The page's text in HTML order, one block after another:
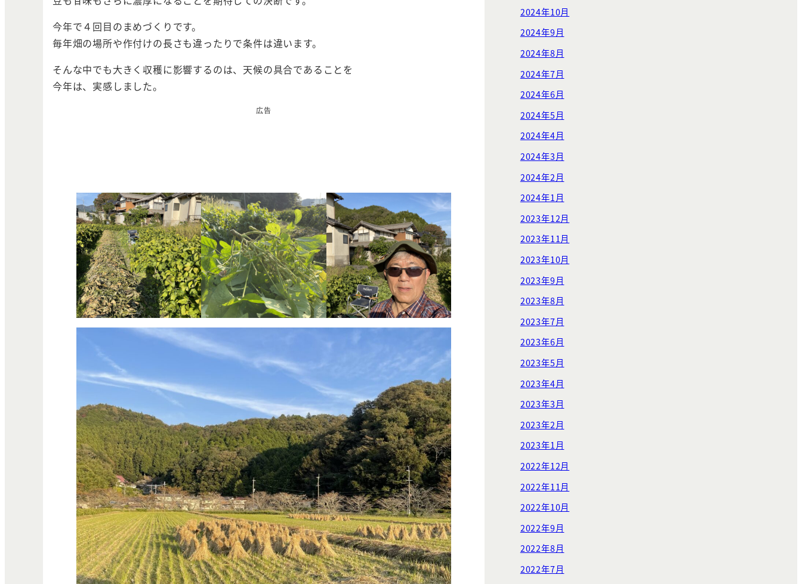
今年で４回目のまめづくりです。
毎年畑の場所や作付けの長さも違ったりで条件は違います。
そんな中でも大きく収穫に影響するのは、天候の具合であることを
今年は、実感しました。
広告
2024年10月
2024年9月
2024年8月
2024年7月
2024年6月
2024年5月
2024年4月
2024年3月
2024年2月
2024年1月
2023年12月
2023年11月
2023年10月
2023年9月
2023年8月
2023年7月
2023年6月
2023年5月
2023年4月
2023年3月
2023年2月
2023年1月
2022年12月
2022年11月
2022年10月
2022年9月
2022年8月
2022年7月